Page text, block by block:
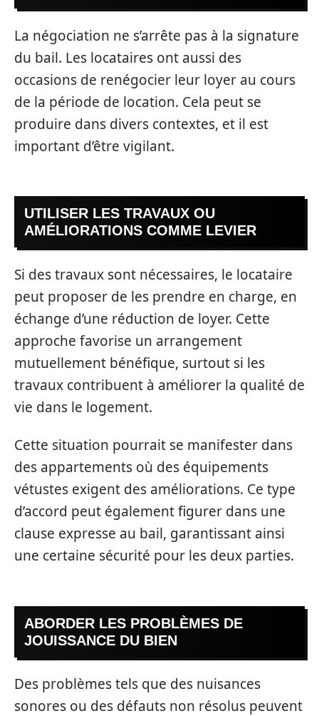
La négociation ne s’arrête pas à la signature
du bail. Les locataires ont aussi des
occasions de renégocier leur loyer au cours
de la période de location. Cela peut se
produire dans divers contextes, et il est
important d’être vigilant.
UTILISER LES TRAVAUX OU
AMÉLIORATIONS COMME LEVIER
Si des travaux sont nécessaires, le locataire
peut proposer de les prendre en charge, en
échange d’une réduction de loyer. Cette
approche favorise un arrangement
mutuellement bénéfique, surtout si les
travaux contribuent à améliorer la qualité de
vie dans le logement.
Cette situation pourrait se manifester dans
des appartements où des équipements
vétustes exigent des améliorations. Ce type
d’accord peut également figurer dans une
clause expresse au bail, garantissant ainsi
une certaine sécurité pour les deux parties.
ABORDER LES PROBLÈMES DE
JOUISSANCE DU BIEN
Des problèmes tels que des nuisances
sonores ou des défauts non résolus peuvent